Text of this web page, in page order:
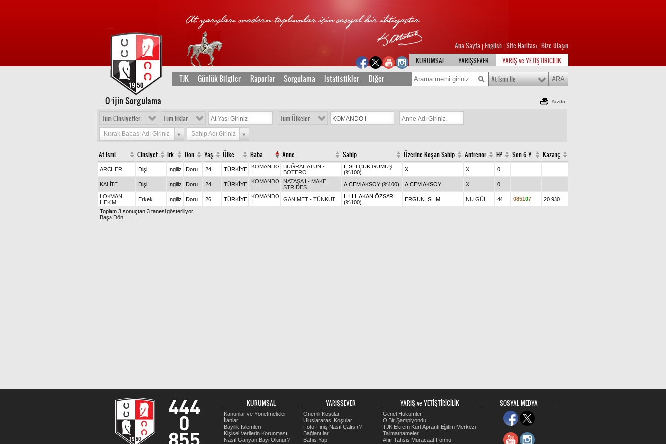
Ana Sayfa English Site Haritası Bize Ulaşın
KURUMSAL
YARIŞSEVER YARIŞ ve YETİŞTİRİCİLİK
TJK Günlük Bilgiler Raporlar Sorgulama İstatistikler Diğer At Ismi Ile
Orijin Sorgulama Yazdır
Tüm Cinsiyetler Tüm Irklar Tüm Ülkeler
Kısrak Babası Adı Giriniz. Sahip Adı Giriniz
At İsmi Cinsiyet Irk Don Yaş Ülke Baba Anne Sahip Üzerine Koşan Sahip Antrenör HP Son 6 Y. Kazanç
ARCHER Dişi İngiliz Doru 24 TÜRKİYE
KOMANDO
I
BUĞRAHATUN -
BOTERO
E.SELÇUK GÜMÜŞ
(%100)
X X 0
KALİTE Dişi İngiliz Doru 24 TÜRKİYE
KOMANDO
I
NATAŞA I - MAKE
STRIDES
A.CEM AKSOY (%100) A.CEM AKSOY X
0
LOKMAN
HEKİM
Erkek İngiliz Doru 26 TÜRKİYE
KOMANDO
I
GANİMET - TÜNKUT
H.H.HAKAN ÖZSARI
(%100)
ERGUN İSLİM NU.GÜL 44 085107
20.930
Toplam 3 sonuçtan 3 tanesi gösteriliyor
Başa Dön
KURUMSAL
Kanunlar ve Yönetmelikler
İlanlar
Bayilik İşlemleri
Kişisel Verilerin Korunması
Nasıl Ganyan Bayi Olunur?
YARIŞSEVER
Önemli Koşular
Uluslararası Koşular
Foto-Finiş Nasıl Çalışır?
Bağlantılar
Bahis Yap
YARIŞ ve YETİŞTİRİCİLİK
Genel Hükümler
O Bir Şampiyondu
TJK Ekrem Kurt Apranti Eğitim Merkezi
Talimatnameler
Ahır Tahsis Müracaat Formu
SOSYAL MEDYA